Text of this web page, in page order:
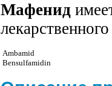
Мафенид
Ambamid
Bensulfamidin